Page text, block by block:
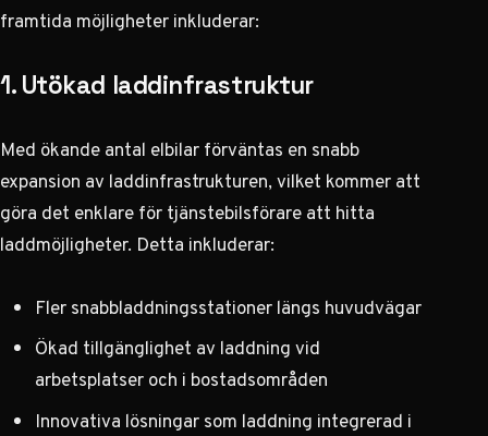
framtida möjligheter inkluderar:
1. Utökad laddinfrastruktur
Med ökande antal elbilar förväntas en snabb
expansion av laddinfrastrukturen, vilket kommer att
göra det enklare för tjänstebilsförare att hitta
laddmöjligheter. Detta inkluderar:
Fler snabbladdningsstationer längs huvudvägar
Ökad tillgänglighet av laddning vid
arbetsplatser och i bostadsområden
Innovativa lösningar som laddning integrerad i